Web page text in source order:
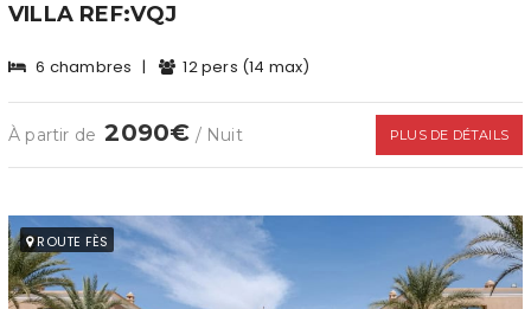
VILLA REF:VQJ
6 chambres | 12 pers (14 max)
À partir de 2090€ / Nuit PLUS DE DÉTAILS
ROUTE FÈS